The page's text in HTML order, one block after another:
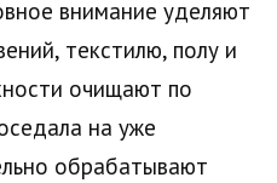
внимание уделяют
текстилю, полу и
очищают по
на уже
обрабатывают